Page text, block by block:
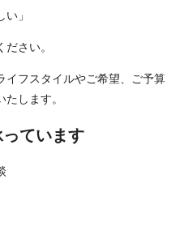
」
さい。
イフスタイルやご希望、ご予算
します。
ています